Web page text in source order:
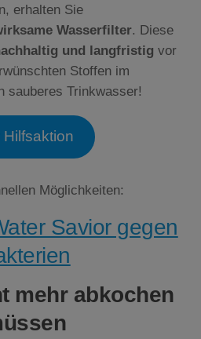
erhalten Sie
Wasserfilter. Diese
und langfristig vor
Stoffen im
sauberes Trinkwasser!
Hilfsaktion
Möglichkeiten:
Savior gegen
mehr abkochen